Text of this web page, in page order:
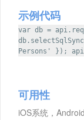
示例代码
var db =
Persons' });
可用性
iOS系统，